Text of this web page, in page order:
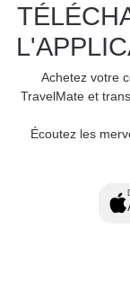
Achetez votre
TravelMate et
Écoutez les